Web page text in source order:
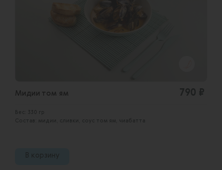
Мидии том ям 790 ₽
Вес: 330 гр
Состав: мидии, сливки, соус том ям, чиабатта